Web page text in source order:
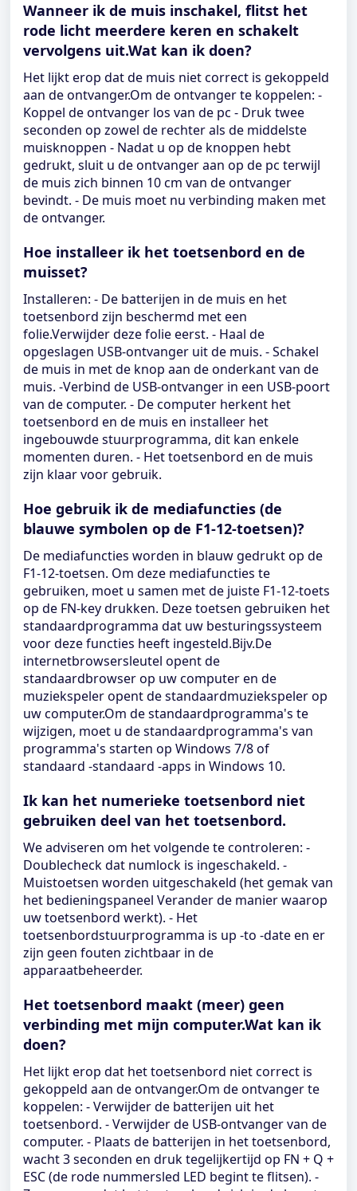
Wanneer ik de muis inschakel, flitst het
rode licht meerdere keren en schakelt
vervolgens uit.Wat kan ik doen?
Het lijkt erop dat de muis niet correct is gekoppeld
aan de ontvanger.Om de ontvanger te koppelen: -
Koppel de ontvanger los van de pc - Druk twee
seconden op zowel de rechter als de middelste
muisknoppen - Nadat u op de knoppen hebt
gedrukt, sluit u de ontvanger aan op de pc terwijl
de muis zich binnen 10 cm van de ontvanger
bevindt. - De muis moet nu verbinding maken met
de ontvanger.
Hoe installeer ik het toetsenbord en de
muisset?
Installeren: - De batterijen in de muis en het
toetsenbord zijn beschermd met een
folie.Verwijder deze folie eerst. - Haal de
opgeslagen USB-ontvanger uit de muis. - Schakel
de muis in met de knop aan de onderkant van de
muis. -Verbind de USB-ontvanger in een USB-poort
van de computer. - De computer herkent het
toetsenbord en de muis en installeer het
ingebouwde stuurprogramma, dit kan enkele
momenten duren. - Het toetsenbord en de muis
zijn klaar voor gebruik.
Hoe gebruik ik de mediafuncties (de
blauwe symbolen op de F1-12-toetsen)?
De mediafuncties worden in blauw gedrukt op de
F1-12-toetsen. Om deze mediafuncties te
gebruiken, moet u samen met de juiste F1-12-toets
op de FN-key drukken. Deze toetsen gebruiken het
standaardprogramma dat uw besturingssysteem
voor deze functies heeft ingesteld.Bijv.De
internetbrowsersleutel opent de
standaardbrowser op uw computer en de
muziekspeler opent de standaardmuziekspeler op
uw computer.Om de standaardprogramma's te
wijzigen, moet u de standaardprogramma's van
programma's starten op Windows 7/8 of
standaard -standaard -apps in Windows 10.
Ik kan het numerieke toetsenbord niet
gebruiken deel van het toetsenbord.
We adviseren om het volgende te controleren: -
Doublecheck dat numlock is ingeschakeld. -
Muistoetsen worden uitgeschakeld (het gemak van
het bedieningspaneel Verander de manier waarop
uw toetsenbord werkt). - Het
toetsenbordstuurprogramma is up -to -date en er
zijn geen fouten zichtbaar in de
apparaatbeheerder.
Het toetsenbord maakt (meer) geen
verbinding met mijn computer.Wat kan ik
doen?
Het lijkt erop dat het toetsenbord niet correct is
gekoppeld aan de ontvanger.Om de ontvanger te
koppelen: - Verwijder de batterijen uit het
toetsenbord. - Verwijder de USB-ontvanger van de
computer. - Plaats de batterijen in het toetsenbord,
wacht 3 seconden en druk tegelijkertijd op FN + Q +
ESC (de rode nummersled LED begint te flitsen). -